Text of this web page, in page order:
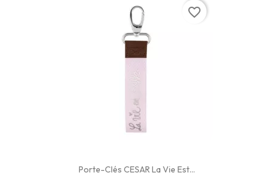
Porte-Clés CESAR La Vie Est...
favorite_border